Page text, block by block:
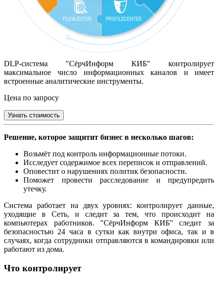
DLP-система "СёрчИнформ КИБ" контролирует
максимальное число информационных каналов и имеет
встроенные аналитические инструменты.
Цена по запросу
Узнать стоимость
Решение, которое защитит бизнес в несколько шагов:
Возьмёт под контроль информационные потоки.
Исследует содержимое всех переписок и отправлений.
Оповестит о нарушениях политик безопасности.
Поможет провести расследование и предупредить
утечку.
Система работает на двух уровнях: контролирует данные,
уходящие в Сеть, и следит за тем, что происходит на
компьютерах работников. "СёрчИнформ КИБ" следит за
безопасностью 24 часа в сутки как внутри офиса, так и в
случаях, когда сотрудники отправляются в командировки или
работают из дома.
Что контролирует